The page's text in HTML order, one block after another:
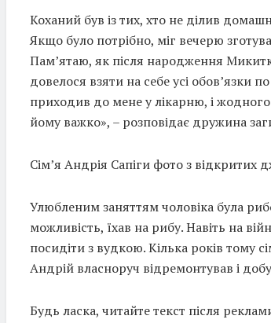
Коханий був із тих, хто не ділив
Якщо було потрібно, міг вечерю
Пам’ятаю, як після народження
довелося взяти на себе усі обов’язки
приходив до мене у лікарню, і
йому важко», – розповідає дружина
Сімʼя Андрія Сапіги фото з відкритих
Улюбленим заняттям чоловіка була
можливість, їхав на рибу. Навіть на
посидіти з вудкою. Кілька років тому
Андрій власноруч відремонтував і
Будь ласка, читайте текст після